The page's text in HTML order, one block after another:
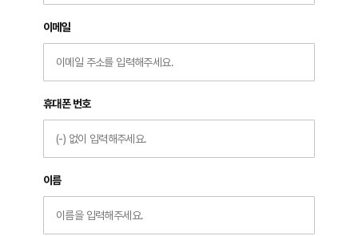
이메일
휴대폰 번호
이름